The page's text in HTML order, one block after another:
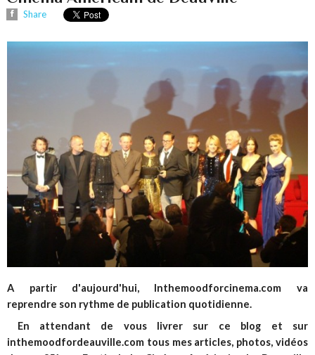
Share
A partir d'aujourd'hui, Inthemoodforcinema.com va
reprendre son rythme de publication quotidienne.
En attendant de vous livrer sur ce blog et sur
inthemoodfordeauville.com tous mes articles, photos, vidéos